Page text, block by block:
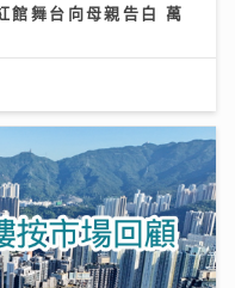
館舞台向母親告白 萬